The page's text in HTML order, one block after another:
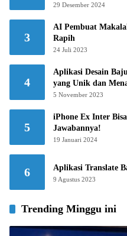
29 Desember 2024
3
AI Pembuat
Rapih
24 Juli 2023
4
Aplikasi Desain
yang Unik dan
5 November 2023
5
iPhone Ex Inter
Jawabannya!
19 Januari 2024
6 Aplikasi Translate
9 Agustus 2023
Trending Minggu ini